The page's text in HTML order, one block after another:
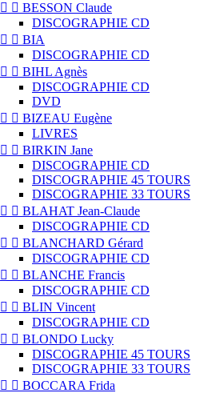
  BESSON Claude
DISCOGRAPHIE CD
  BIA
DISCOGRAPHIE CD
  BIHL Agnès
DISCOGRAPHIE CD
DVD
  BIZEAU Eugène
LIVRES
  BIRKIN Jane
DISCOGRAPHIE CD
DISCOGRAPHIE 45 TOURS
DISCOGRAPHIE 33 TOURS
  BLAHAT Jean-Claude
DISCOGRAPHIE CD
  BLANCHARD Gérard
DISCOGRAPHIE CD
  BLANCHE Francis
DISCOGRAPHIE CD
  BLIN Vincent
DISCOGRAPHIE CD
  BLONDO Lucky
DISCOGRAPHIE 45 TOURS
DISCOGRAPHIE 33 TOURS
  BOCCARA Frida